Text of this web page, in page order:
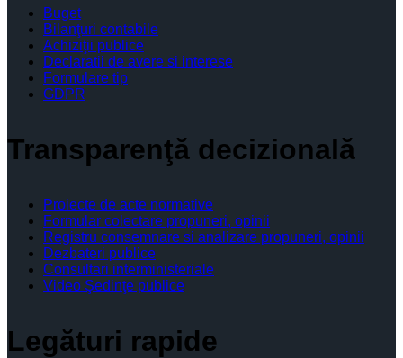
Buget
Bilanţuri contabile
Achiziţii publice
Declaratii de avere si interese
Formulare tip
GDPR
Transparenţă decizională
Proiecte de acte normative
Formular colectare propuneri, opinii
Registru consemnare si analizare propuneri, opinii
Dezbateri publice
Consultari interministeriale
Video Şedinţe publice
Legături rapide